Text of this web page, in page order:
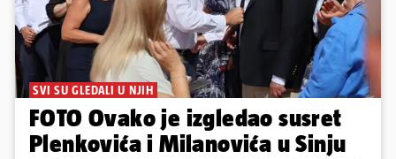
SVI SU GLEDALI U NJIH
FOTO Ovako je izgledao susret
Plenkovića i Milanovića u Sinju